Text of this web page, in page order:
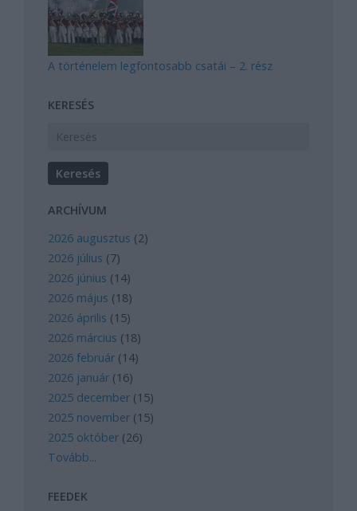
A történelem legfontosabb csatái – 2. rész
KERESÉS
ARCHÍVUM
2026 augusztus (2)
2026 július (7)
2026 június (14)
2026 május (18)
2026 április (15)
2026 március (18)
2026 február (14)
2026 január (16)
2025 december (15)
2025 november (15)
2025 október (26)
Tovább...
FEEDEK